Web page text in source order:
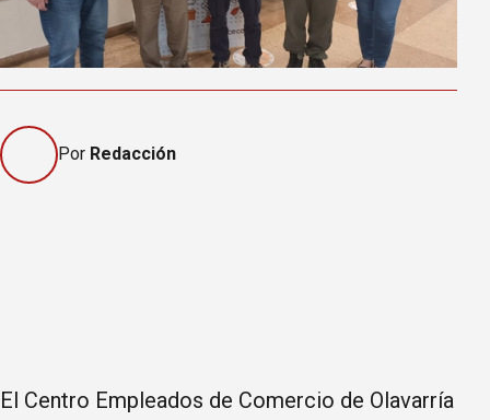
Por Redacción
El Centro Empleados de Comercio de Olavarría